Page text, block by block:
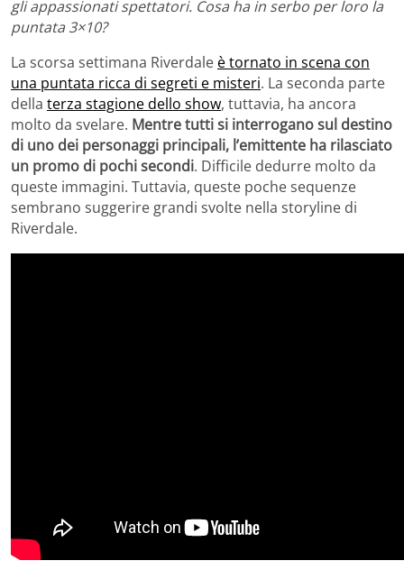
gli appassionati spettatori. Cosa ha in serbo per loro la
puntata 3×10?
La scorsa settimana Riverdale è tornato in scena con
una puntata ricca di segreti e misteri. La seconda parte
della terza stagione dello show, tuttavia, ha ancora
molto da svelare. Mentre tutti si interrogano sul destino
di uno dei personaggi principali, l’emittente ha rilasciato
un promo di pochi secondi. Difficile dedurre molto da
queste immagini. Tuttavia, queste poche sequenze
sembrano suggerire grandi svolte nella storyline di
Riverdale.